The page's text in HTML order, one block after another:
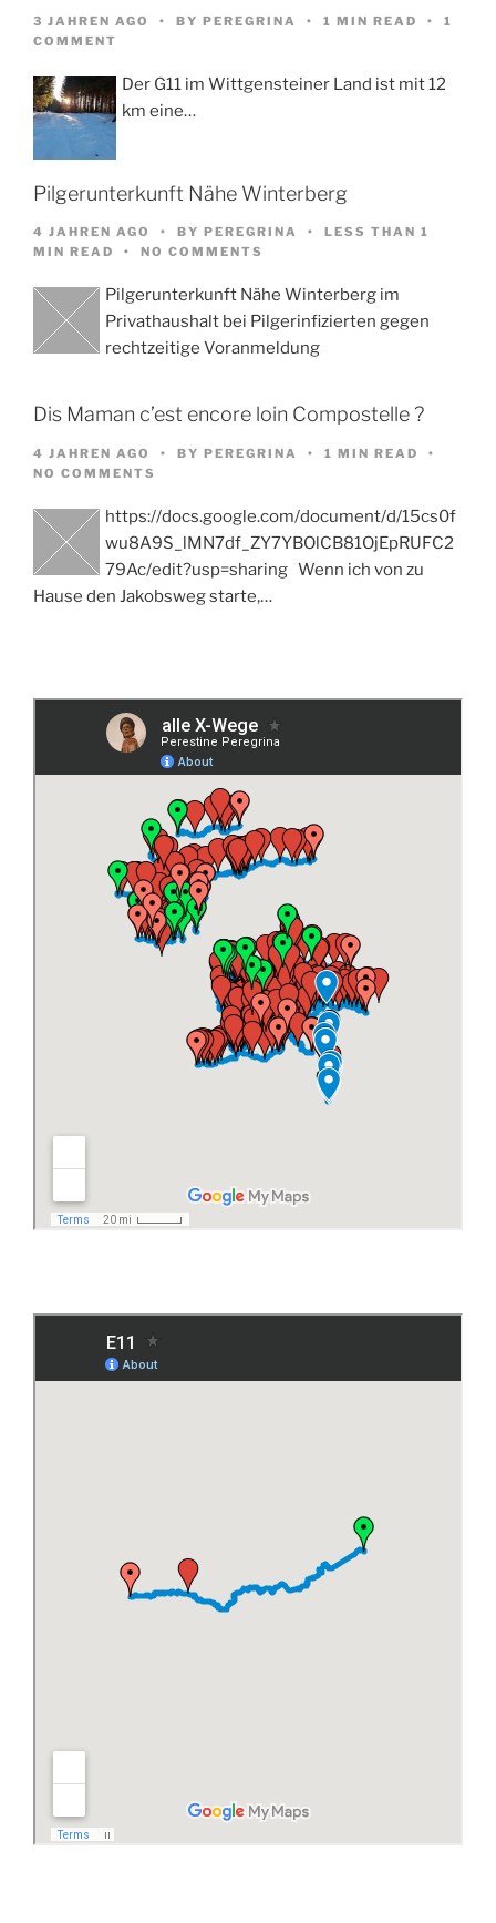
3 JAHREN AGO BY PEREGRINA 1 MIN READ
1
COMMENT
Der G11 im Wittgensteiner Land ist mit 12
km eine…
Pilgerunterkunft Nähe Winterberg
4 JAHREN AGO BY PEREGRINA
LESS THAN 1
MIN READ
NO COMMENTS
Pilgerunterkunft Nähe Winterberg im
Privathaushalt bei Pilgerinfizierten gegen
rechtzeitige Voranmeldung
Dis Maman c’est encore loin Compostelle ?
4 JAHREN AGO BY PEREGRINA
1 MIN READ
NO COMMENTS
https://docs.google.com/document/d/15cs0f
wu8A9S_lMN7df_ZY7YBOlCB81OjEpRUFC2
79Ac/edit?usp=sharing Wenn ich von zu
Hause den Jakobsweg starte,…